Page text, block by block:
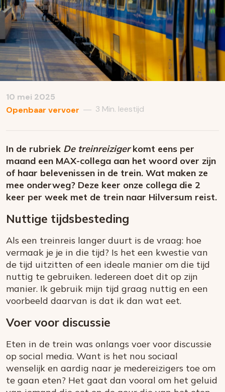
10 mei 2025
Openbaar vervoer — 3 Min. leestijd
In de rubriek De treinreizigerkomt eens per
maand een MAX-collega aan het woord over zijn
of haar belevenissen in de trein. Wat maken ze
mee onderweg? Deze keer onze collega die 2
keer per week met de trein naar Hilversum reist.
Nuttige tijdsbesteding
Als een treinreis langer duurt is de vraag: hoe
vermaak je je in die tijd? Is het een kwestie van
de tijd uitzitten of een ideale manier om die tijd
nuttig te gebruiken. Iedereen doet dit op zijn
manier. Ik gebruik mijn tijd graag nuttig en een
voorbeeld daarvan is dat ik dan wat eet.
Voer voor discussie
Eten in de trein was onlangs voer voor discussie
op social media. Want is het nou sociaal
wenselijk en aardig naar je medereizigers toe om
te gaan eten? Het gaat dan vooral om het geluid